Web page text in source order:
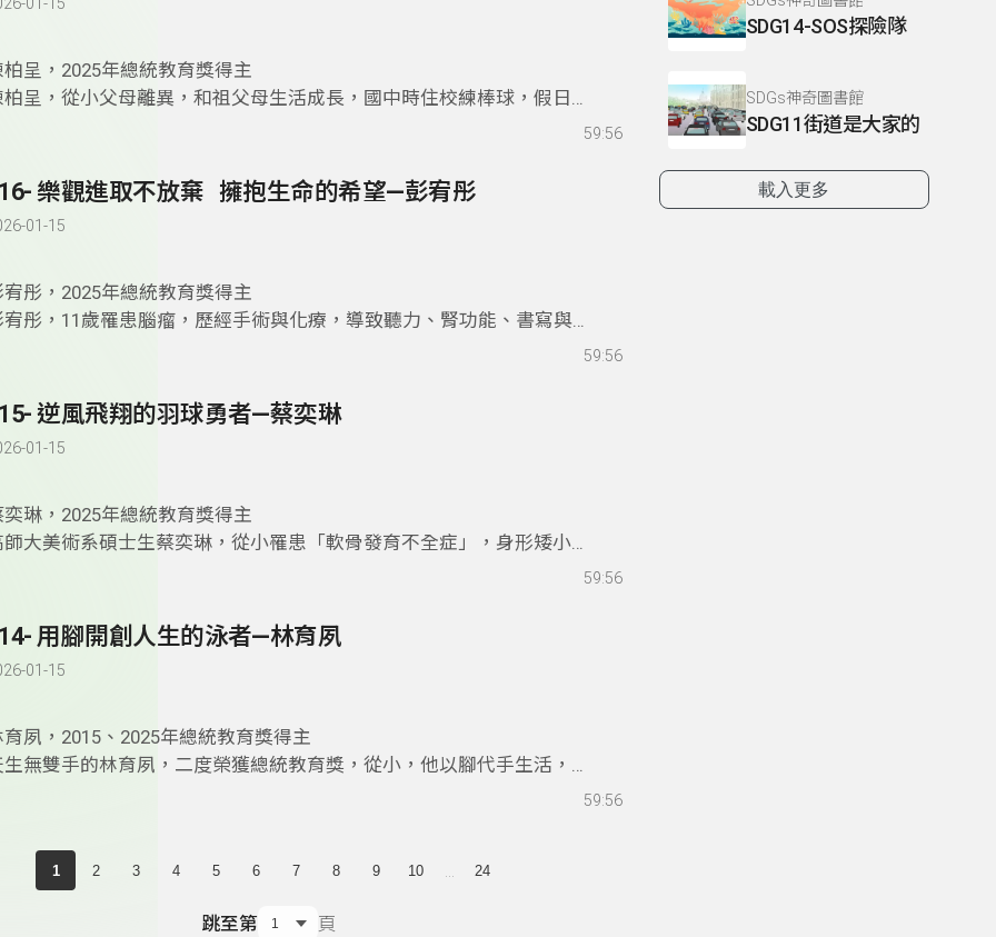
01-15
柏呈，2025年總統教育獎得主
柏呈，從小父母離異，和祖父母生活成長，國中時住校練棒球，假日擺
賣水果，後來，為減輕家計而放棄棒球夢，選擇勤奮向學，他在校三年
望。」，懂得感恩的陳柏呈，打破逆境的困局，用自己的雙手，拼搏未
的希望。
59:56
樂觀進取不放棄 擁抱生命的希望—彭宥彤
01-15
宥彤，2025年總統教育獎得主
宥彤，11歲罹患腦瘤，歷經手術與化療，導致聽力、腎功能、書寫與肢
能力受損，常需輪椅代步，即使如此，她從未放棄學習，也沒有失去看
事繪製繪本，撰寫小論文，幫助更多癌友在飲食上的資訊，她希望未來
禪繞畫療癒病童，將痛苦轉化為力量。
59:56
逆風飛翔的羽球勇者—蔡奕琳
01-15
奕琳，2025年總統教育獎得主
師大美術系碩士生蔡奕琳，從小罹患「軟骨發育不全症」，身形矮小、
節變形，即使如此，她依舊活出亮麗人生，她是台灣史上首位SH6級女
。她以笑容與堅持，克服身體疼痛，在每一次揮拍中，挑戰極限、點亮
望，展現罕病病友無限可能的生命力
。
59:56
用腳開創人生的泳者—林育夙
01-15
育夙，2015、2025年總統教育獎得主
生無雙手的林育夙，二度榮獲總統教育獎，從小，他以腳代手生活，他
服跌倒與挫折，不只學會獨立生活，更在泳池中發光發熱。他勇奪全國
個展。他盼打破對身障者的偏見，他相信憑樂觀與自律，也能活出尊
59:56
1 2 3 4 5 6 7 8 9 10 24
跳至第 頁
SDG14-SOS探險隊
SDGs神奇圖書館
SDG11街道是大家的
載入更多